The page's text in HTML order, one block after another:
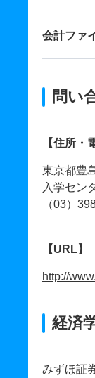
会計ファ
問い
【住所・
東京都豊
入学セン
（03）
【URL】
http://
経済
みずほ証